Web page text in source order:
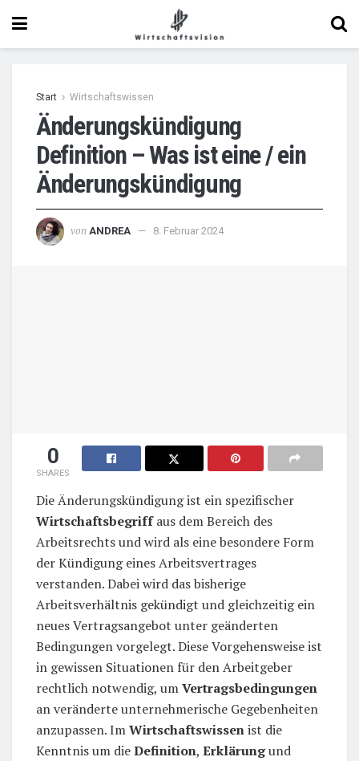
Start Wirtschaftswissen
Änderungskündigung
Definition – Was ist eine / ein
Änderungskündigung
von ANDREA 8. Februar 2024
0
SHARES
Die Änderungskündigung ist ein spezifischer
Wirtschaftsbegriffaus dem Bereich des
Arbeitsrechts und wird als eine besondere Form
der Kündigung eines Arbeitsvertrages
verstanden. Dabei wird das bisherige
Arbeitsverhältnis gekündigt und gleichzeitig ein
neues Vertragsangebot unter geänderten
Bedingungen vorgelegt. Diese Vorgehensweise ist
in gewissen Situationen für den Arbeitgeber
rechtlich notwendig, umVertragsbedingungen
an veränderte unternehmerische Gegebenheiten
anzupassen. ImWirtschaftswissenist die
Kenntnis um dieDefinition, Erklärungund